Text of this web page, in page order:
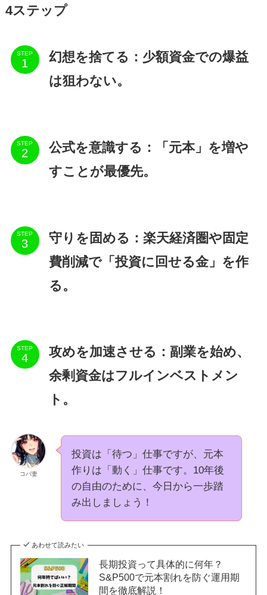
4ステップ
STEP
幻想を捨てる：少額資金での爆益
は狙わない。
STEP
公式を意識する：「元本」を増や
すことが最優先。
STEP
守りを固める：楽天経済圏や固定
費削減で「投資に回せる金」を作
る。
STEP
攻めを加速させる：副業を始め、
余剰資金はフルインベストメン
ト。
コバ妻
投資は「待つ」仕事ですが、元本
作りは「動く」仕事です。10年後
の自由のために、今日から一歩踏
み出しましょう！
あわせて読みたい
長期投資って具体的に何年？
S&P500で元本割れを防ぐ運用期
間を徹底解説！